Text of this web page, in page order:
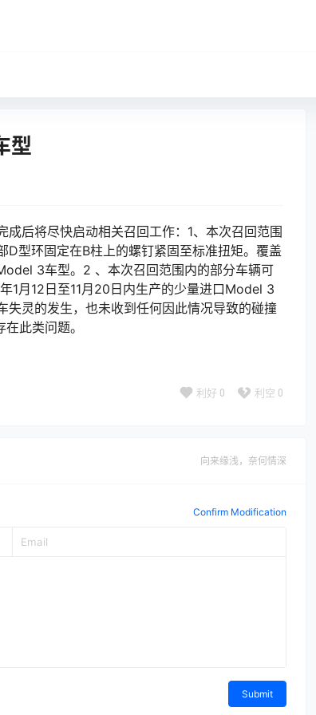
型
后将尽快启动相关召回工作：1、本次召回范围
型环固定在B柱上的螺钉紧固至标准扭矩。覆盖
3车型。2 、本次召回范围内的部分车辆可
1月12日至11月20日内生产的少量进口Model 3
失灵的发生，也未收到任何因此情况导致的碰撞
此类问题。
利好 0 利空 0
向来缘浅，奈何情深
Confirm Modification
Submit